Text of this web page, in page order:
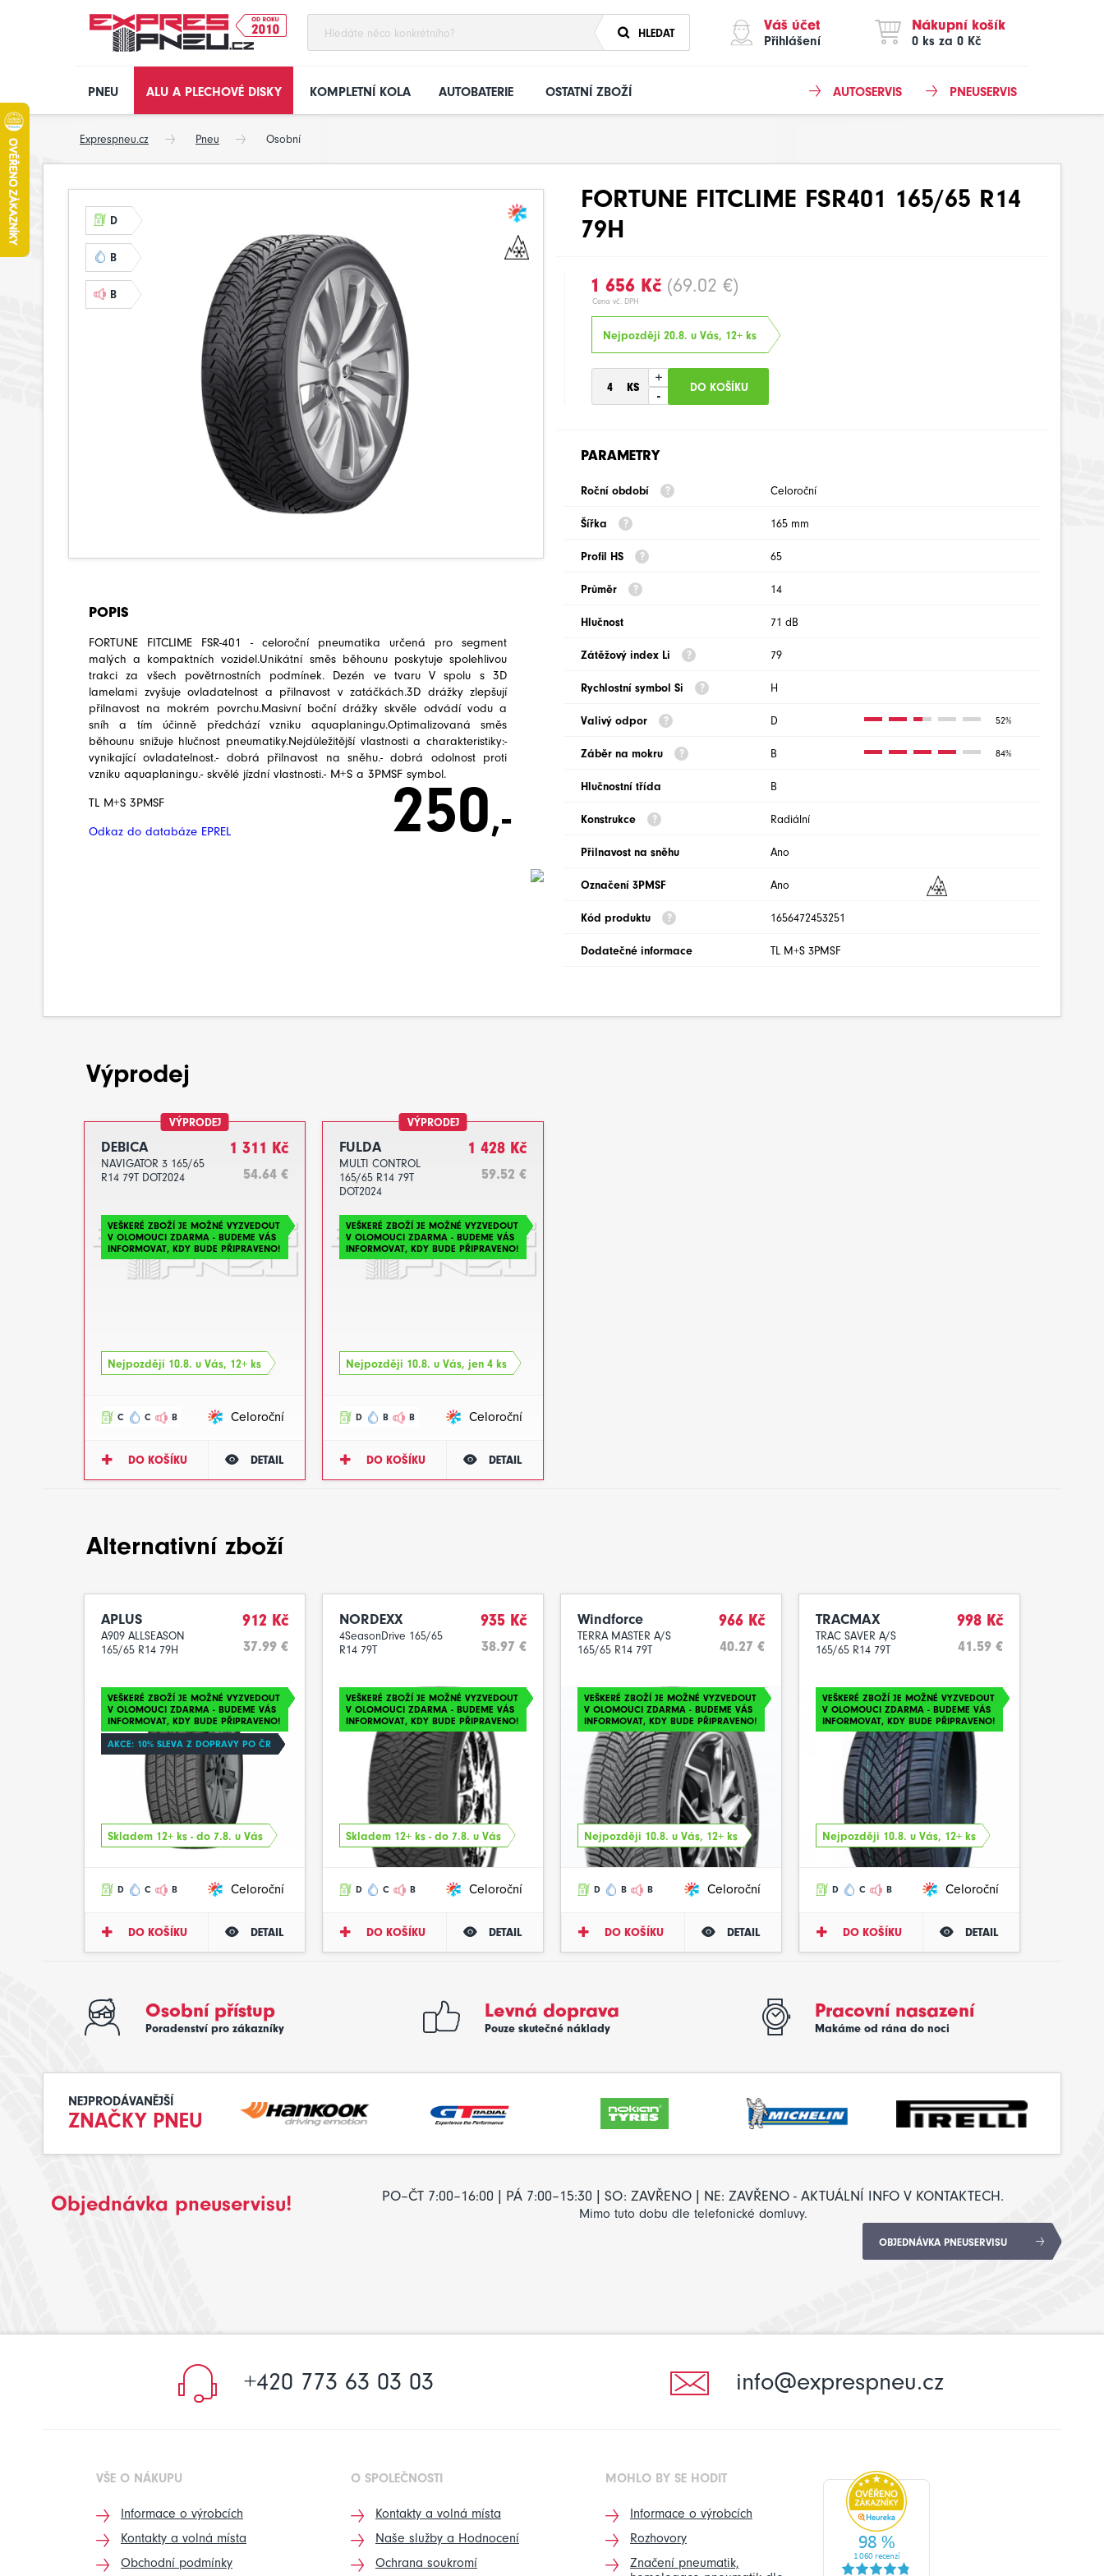
HLEDAT Váš účet
Přihlášení
Nákupní košík
0 ks za 0 Kč
PNEU ALU A PLECHOVÉ DISKY KOMPLETNÍ KOLA AUTOBATERIE OSTATNÍ ZBOŽÍ PNEUSERVIS
AUTOSERVIS
Exprespneu.cz Pneu Osobní
D
B
B
POPIS
FORTUNE FITCLIME FSR-401 - celoroční pneumatika určená pro segment
malých a kompaktních vozidel.Unikátní směs běhounu poskytuje spolehlivou
trakci za všech povětrnostních podmínek. Dezén ve tvaru V spolu s 3D
lamelami zvyšuje ovladatelnost a přilnavost v zatáčkách.3D drážky zlepšují
přilnavost na mokrém povrchu.Masivní boční drážky skvěle odvádí vodu a
sníh a tím účinně předchází vzniku aquaplaningu.Optimalizovaná směs
běhounu snižuje hlučnost pneumatiky.Nejdůležitější vlastnosti a charakteristiky:-
vynikající ovladatelnost.- dobrá přilnavost na sněhu.- dobrá odolnost proti
vzniku aquaplaningu.- skvělé jízdní vlastnosti.- M+S a 3PMSF symbol.
TL M+S 3PMSF
Odkaz do databáze EPREL 250,-
FORTUNE FITCLIME FSR401 165/65 R14
79H
1 656 Kč (69.02 €)
Cena vč. DPH
Nejpozději 20.8. u Vás, 12+ ks
+
-
PARAMETRY
Roční období Celoroční
Šířka 165 mm
Profil HS 65
Průměr 14
Hlučnost 71 dB
Zátěžový index Li 79
Rychlostní symbol Si H
Valivý odpor D 52%
Záběr na mokru B 84%
Hlučnostní třída B
Konstrukce Radiální
Přilnavost na sněhu Ano
Označení 3PMSF Ano
Kód produktu 1656472453251
Dodatečné informace TL M+S 3PMSF
Výprodej
VÝPRODEJ
DEBICA
NAVIGATOR 3 165/65
R14 79T DOT2024
1 311 Kč
54.64 €
VEŠKERÉ ZBOŽÍ JE MOŽNÉ VYZVEDOUT
V OLOMOUCI ZDARMA - BUDEME VÁS
INFORMOVAT, KDY BUDE PŘIPRAVENO!
Nejpozději 10.8. u Vás, 12+ ks
C C B Celoroční
DO KOŠÍKU DETAIL
VÝPRODEJ
FULDA
MULTI CONTROL
165/65 R14 79T
DOT2024
1 428 Kč
59.52 €
VEŠKERÉ ZBOŽÍ JE MOŽNÉ VYZVEDOUT
V OLOMOUCI ZDARMA - BUDEME VÁS
INFORMOVAT, KDY BUDE PŘIPRAVENO!
Nejpozději 10.8. u Vás, jen 4 ks
D B B Celoroční
DO KOŠÍKU DETAIL
Alternativní zboží
APLUS
A909 ALLSEASON
165/65 R14 79H
912 Kč
37.99 €
VEŠKERÉ ZBOŽÍ JE MOŽNÉ VYZVEDOUT
V OLOMOUCI ZDARMA - BUDEME VÁS
INFORMOVAT, KDY BUDE PŘIPRAVENO!
AKCE: 10% SLEVA Z DOPRAVY PO ČR
Skladem 12+ ks - do 7.8. u Vás
D C B Celoroční
DO KOŠÍKU DETAIL
NORDEXX
4SeasonDrive 165/65
R14 79T
935 Kč
38.97 €
VEŠKERÉ ZBOŽÍ JE MOŽNÉ VYZVEDOUT
V OLOMOUCI ZDARMA - BUDEME VÁS
INFORMOVAT, KDY BUDE PŘIPRAVENO!
Skladem 12+ ks - do 7.8. u Vás
D C B Celoroční
DO KOŠÍKU DETAIL
Windforce
TERRA MASTER A/S
165/65 R14 79T
966 Kč
40.27 €
VEŠKERÉ ZBOŽÍ JE MOŽNÉ VYZVEDOUT
V OLOMOUCI ZDARMA - BUDEME VÁS
INFORMOVAT, KDY BUDE PŘIPRAVENO!
Nejpozději 10.8. u Vás, 12+ ks
D B B Celoroční
DO KOŠÍKU DETAIL
TRACMAX
TRAC SAVER A/S
165/65 R14 79T
998 Kč
41.59 €
VEŠKERÉ ZBOŽÍ JE MOŽNÉ VYZVEDOUT
V OLOMOUCI ZDARMA - BUDEME VÁS
INFORMOVAT, KDY BUDE PŘIPRAVENO!
Nejpozději 10.8. u Vás, 12+ ks
D C B Celoroční
DO KOŠÍKU DETAIL
Osobní přístup
Poradenství pro zákazníky
Levná doprava
Pouze skutečné náklady
Pracovní nasazení
Makáme od rána do noci
NEJPRODÁVANĚJŠÍ
ZNAČKY PNEU
Objednávka pneuservisu! PO–ČT 7:00–16:00 | PÁ 7:00–15:30 | SO: ZAVŘENO | NE: ZAVŘENO - AKTUÁLNÍ INFO V KONTAKTECH.
Mimo tuto dobu dle telefonické domluvy.
OBJEDNÁVKA PNEUSERVISU
+420 773 63 03 03 info@exprespneu.cz
VŠE O NÁKUPU
Informace o výrobcích
Kontakty a volná místa
Obchodní podmínky
O SPOLEČNOSTI
Kontakty a volná místa
Naše služby a Hodnocení
Ochrana soukromí
MOHLO BY SE HODIT
Informace o výrobcích
Rozhovory
Značení pneumatik,